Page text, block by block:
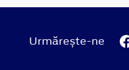
Urmărește-ne